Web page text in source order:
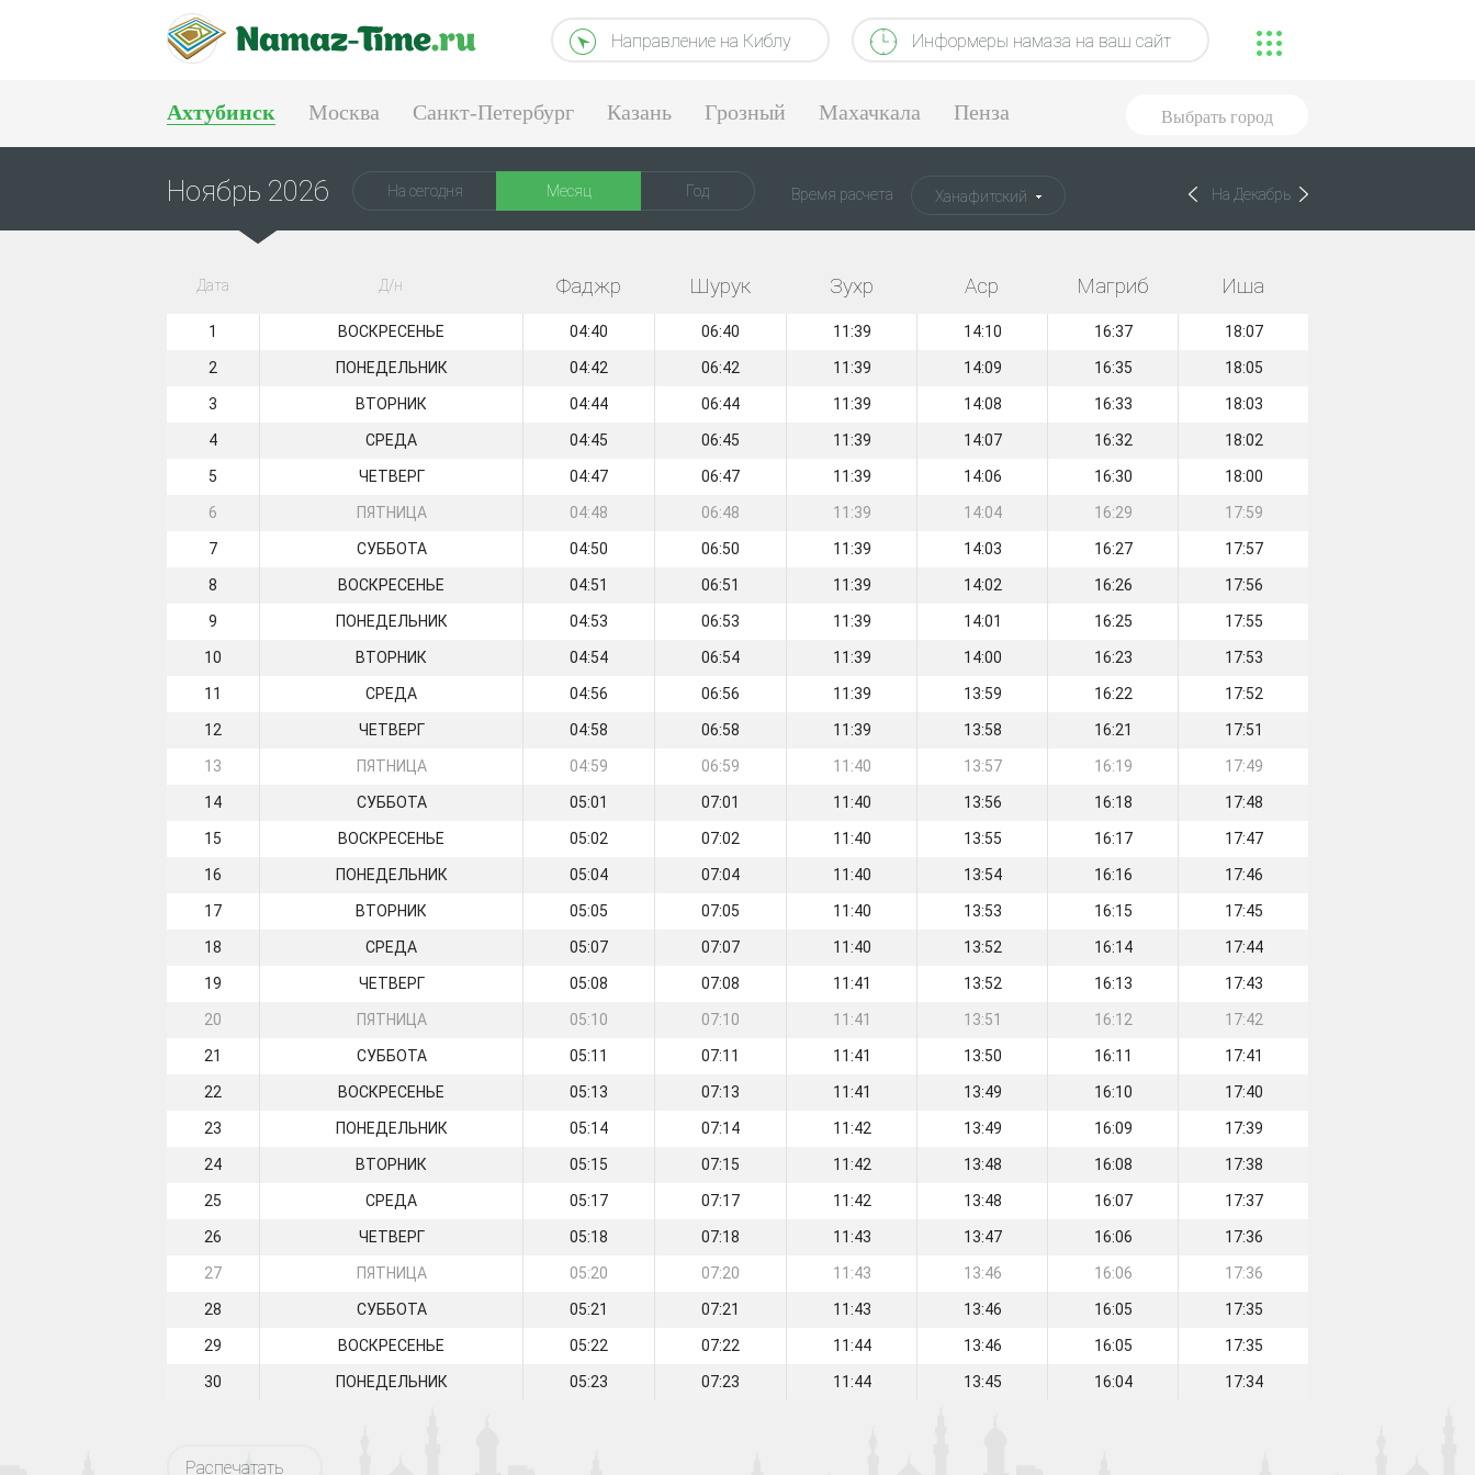
Информеры намаза на ваш сайт
Направление на Киблу
Ахтубинск Москва Санкт-Петербург Казань Грозный Махачкала Пенза Выбрать город
Ноябрь 2026 На сегодня Месяц Год Время расчета Ханафитский На Декабрь
Дата Д/н Фаджр Шурук Зухр Аср Магриб Иша
1 ВОСКРЕСЕНЬЕ 04:40 06:40 11:39 14:10 16:37 18:07
2 ПОНЕДЕЛЬНИК 04:42 06:42 11:39 14:09 16:35 18:05
3 ВТОРНИК 04:44 06:44 11:39 14:08 16:33 18:03
4 СРЕДА 04:45 06:45 11:39 14:07 16:32 18:02
5 ЧЕТВЕРГ 04:47 06:47 11:39 14:06 16:30 18:00
6 ПЯТНИЦА 04:48 06:48 11:39 14:04 16:29 17:59
7 СУББОТА 04:50 06:50 11:39 14:03 16:27 17:57
8 ВОСКРЕСЕНЬЕ 04:51 06:51 11:39 14:02 16:26 17:56
9 ПОНЕДЕЛЬНИК 04:53 06:53 11:39 14:01 16:25 17:55
10 ВТОРНИК 04:54 06:54 11:39 14:00 16:23 17:53
11 СРЕДА 04:56 06:56 11:39 13:59 16:22 17:52
12 ЧЕТВЕРГ 04:58 06:58 11:39 13:58 16:21 17:51
13 ПЯТНИЦА 04:59 06:59 11:40 13:57 16:19 17:49
14 СУББОТА 05:01 07:01 11:40 13:56 16:18 17:48
15 ВОСКРЕСЕНЬЕ 05:02 07:02 11:40 13:55 16:17 17:47
16 ПОНЕДЕЛЬНИК 05:04 07:04 11:40 13:54 16:16 17:46
17 ВТОРНИК 05:05 07:05 11:40 13:53 16:15 17:45
18 СРЕДА 05:07 07:07 11:40 13:52 16:14 17:44
19 ЧЕТВЕРГ 05:08 07:08 11:41 13:52 16:13 17:43
20 ПЯТНИЦА 05:10 07:10 11:41 13:51 16:12 17:42
21 СУББОТА 05:11 07:11 11:41 13:50 16:11 17:41
22 ВОСКРЕСЕНЬЕ 05:13 07:13 11:41 13:49 16:10 17:40
23 ПОНЕДЕЛЬНИК 05:14 07:14 11:42 13:49 16:09 17:39
24 ВТОРНИК 05:15 07:15 11:42 13:48 16:08 17:38
25 СРЕДА 05:17 07:17 11:42 13:48 16:07 17:37
26 ЧЕТВЕРГ 05:18 07:18 11:43 13:47 16:06 17:36
27 ПЯТНИЦА 05:20 07:20 11:43 13:46 16:06 17:36
28 СУББОТА 05:21 07:21 11:43 13:46 16:05 17:35
29 ВОСКРЕСЕНЬЕ 05:22 07:22 11:44 13:46 16:05 17:35
30 ПОНЕДЕЛЬНИК 05:23 07:23 11:44 13:45 16:04 17:34
Распечатать